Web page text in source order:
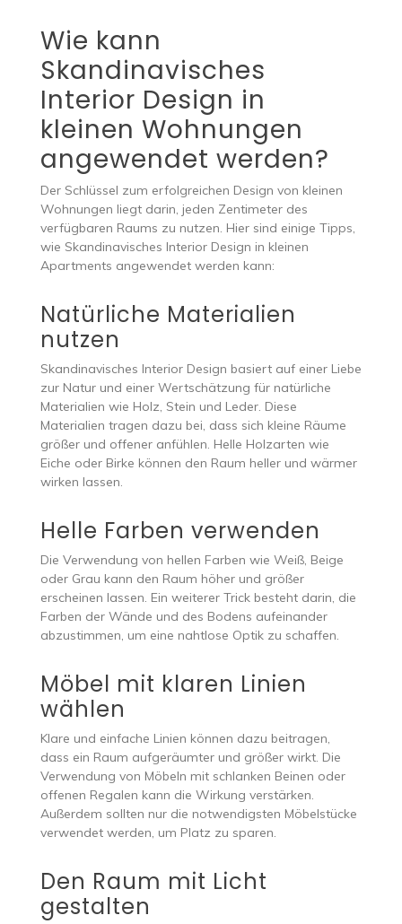
Wie kann
Skandinavisches
Interior Design in
kleinen Wohnungen
angewendet werden?
Der Schlüssel zum erfolgreichen Design von kleinen
Wohnungen liegt darin, jeden Zentimeter des
verfügbaren Raums zu nutzen. Hier sind einige Tipps,
wie Skandinavisches Interior Design in kleinen
Apartments angewendet werden kann:
Natürliche Materialien
nutzen
Skandinavisches Interior Design basiert auf einer Liebe
zur Natur und einer Wertschätzung für natürliche
Materialien wie Holz, Stein und Leder. Diese
Materialien tragen dazu bei, dass sich kleine Räume
größer und offener anfühlen. Helle Holzarten wie
Eiche oder Birke können den Raum heller und wärmer
wirken lassen.
Helle Farben verwenden
Die Verwendung von hellen Farben wie Weiß, Beige
oder Grau kann den Raum höher und größer
erscheinen lassen. Ein weiterer Trick besteht darin, die
Farben der Wände und des Bodens aufeinander
abzustimmen, um eine nahtlose Optik zu schaffen.
Möbel mit klaren Linien
wählen
Klare und einfache Linien können dazu beitragen,
dass ein Raum aufgeräumter und größer wirkt. Die
Verwendung von Möbeln mit schlanken Beinen oder
offenen Regalen kann die Wirkung verstärken.
Außerdem sollten nur die notwendigsten Möbelstücke
verwendet werden, um Platz zu sparen.
Den Raum mit Licht
gestalten